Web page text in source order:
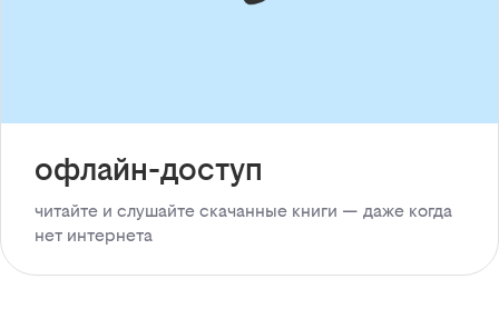
офлайн-доступ
читайте и слушайте скачанные книги — даже когда
нет интернета